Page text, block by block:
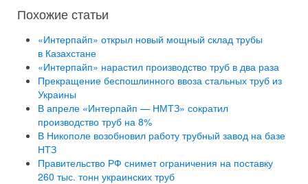
Похожие статьи
«Интерпайп» открыл новый мощный склад трубы
в Казахстане
«Интерпайп» нарастил производство труб в два раза
Прекращение беспошлинного ввоза стальных труб из
Украины
В апреле «Интерпайп — НМТЗ» сократил
производство труб на 8%
В Никополе возобновил работу трубный завод на базе
НТЗ
Правительство РФ снимет ограничения на поставку
260 тыс. тонн украинских труб